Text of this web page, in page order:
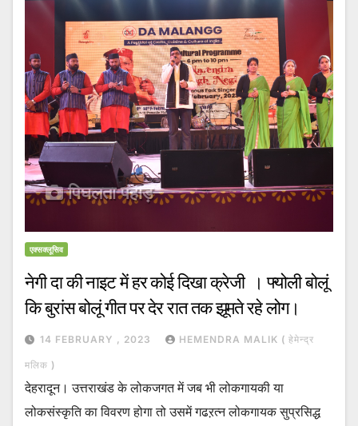
एक्सक्लूसिव
नेगी दा की नाइट में हर कोई दिखा क्रेजी । फ्योली बोलूं
कि बुरांस बोलूं गीत पर देर रात तक झूमते रहे लोग।
14 FEBRUARY , 2023 HEMENDRA MALIK ( हेमेन्द्र
मलिक )
देहरादून। उत्तराखंड के लोकजगत में जब भी लोकगायकी या
लोकसंस्कृति का विवरण होगा तो उसमें गढऱत्न लोकगायक सुप्रसिद्ध